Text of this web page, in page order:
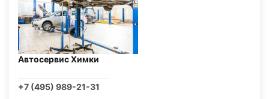
Автосервис Химки
+7 (495) 989-21-31